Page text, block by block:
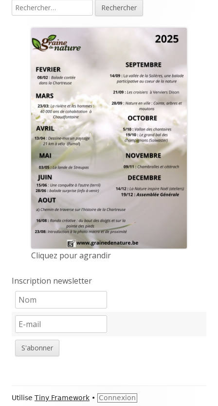
Colonne
principale
Rechercher :
Cliquez pour agrandir
Inscription newsletter
S'abonner
Contenu
Utilise Tiny Framework • Connexion